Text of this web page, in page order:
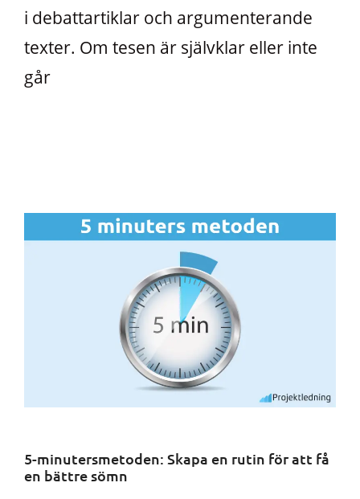
i debattartiklar och argumenterande
texter. Om tesen är självklar eller inte
går
5-minutersmetoden: Skapa en rutin för att få
en bättre sömn